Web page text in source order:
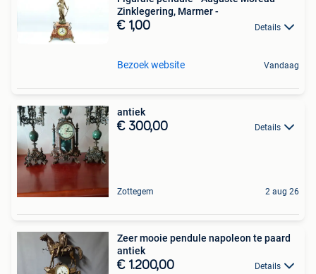
Zinklegering, Marmer -
€ 1,00 Details
Bezoek website Vandaag
antiek
€ 300,00 Details
Zottegem 2 aug 26
Zeer mooie pendule napoleon te paard
antiek
€ 1.200,00 Details